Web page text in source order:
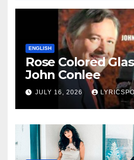
ENGLISH
Rose Colored
John Conlee
JULY 16, 2026